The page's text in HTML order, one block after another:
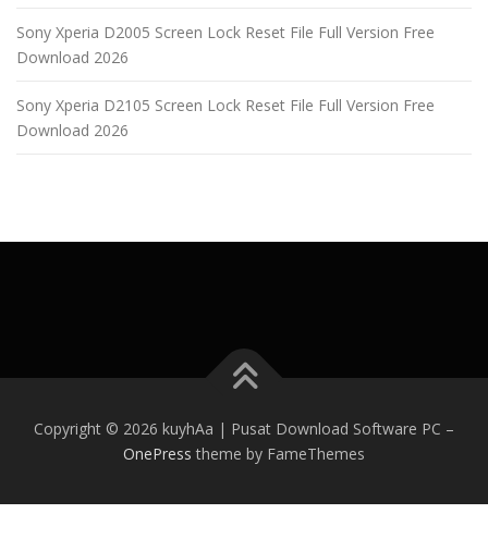
Sony Xperia D2005 Screen Lock Reset File Full Version Free
Download 2026
Sony Xperia D2105 Screen Lock Reset File Full Version Free
Download 2026
Copyright © 2026 kuyhAa | Pusat Download Software PC –
OnePress theme by FameThemes